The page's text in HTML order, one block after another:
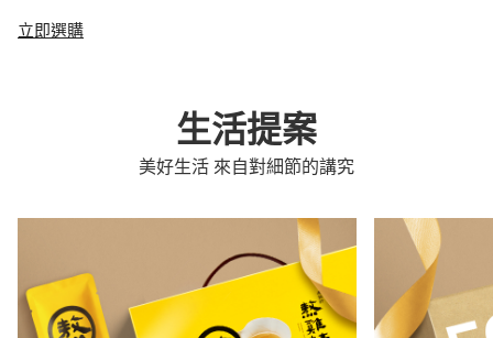
立即選購
生活提案
美好生活 來自對細節的講究